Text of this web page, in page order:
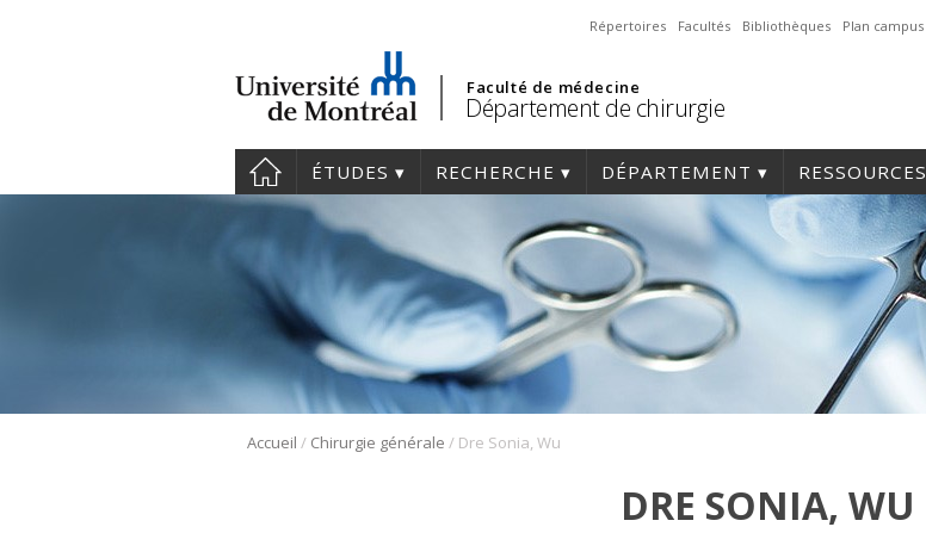
Répertoires Facultés Bibliothèques Plan campus
Faculté de médecine
Département de chirurgie
ÉTUDES RECHERCHE DÉPARTEMENT RESSOURCES
Accueil / Chirurgie générale / Dre Sonia, Wu
DRE SONIA, WU